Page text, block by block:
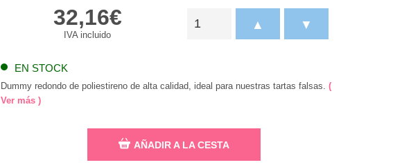
32,16€
IVA incluido
EN STOCK
▲ ▼
Dummy redondo de poliestireno de alta calidad, ideal para nuestras tartas falsas. (
Ver más )
AÑADIR A LA CESTA